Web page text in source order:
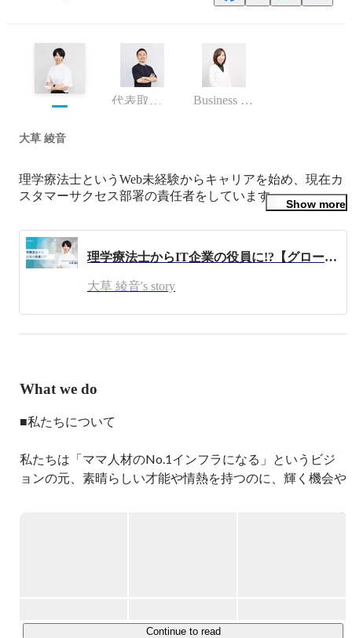
代表取締役 Business (Finance, HR etc.)
大草 綾音
理学療法士というWeb未経験からキャリアを始め、現在カ
スタマーサクセス部署の責任者をしています。
ションに共感し、顧客の成功を支援する部署の立ち上げを
行いました。
現在新規事業立ち上げにも関わっています。
Show more
理学療法士からIT企業の役員に!?【グロースバリュ社員紹介Vol.01】
大草 綾音's story
What we do
■私たちについて
私たちは「ママ人材のNo.1インフラになる」というビジ
ョンの元、素晴らしい才能や情熱を持つのに、輝く機会や
クの支援を行うスクールです。
Continue to read